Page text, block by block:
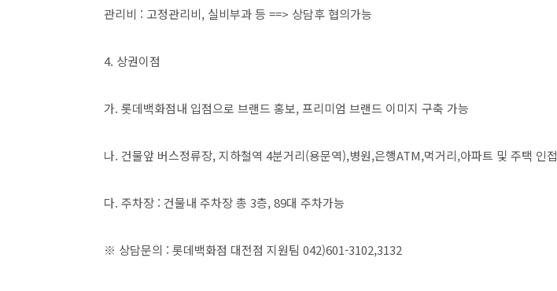
관리비 : 고정관리비, 실비부과 등 ==> 상담후 협의가능
​4. 상권이점
가. 롯데백화점내 입점으로 브랜드 홍보, 프리미엄 브랜드 이미지 구축 가능
나. 건물앞 버스정류장, 지하철역 4분거리(용문역),병원,은행ATM,먹거리,아파트 및 주택 인접
다. 주차장 : 건물내 주차장 총 3층, 89대 주차가능
※ 상담문의 : 롯데백화점 대전점 지원팀 042)601-3102,3132